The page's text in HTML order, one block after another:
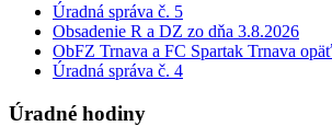
Úradná správa č. 5
Obsadenie R a DZ zo dňa 3.8.2026
ObFZ Trnava a FC Spartak Trnava
Úradná správa č. 4
Úradné hodiny